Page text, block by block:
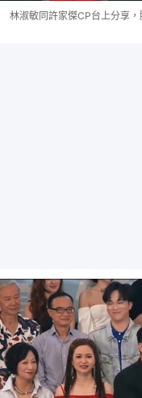
林淑敏同許家傑CP台上分享，